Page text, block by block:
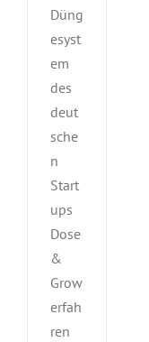
Düng
esyst
em
des
deut
sche
n
Start
ups
Dose
&
Grow
erfah
ren